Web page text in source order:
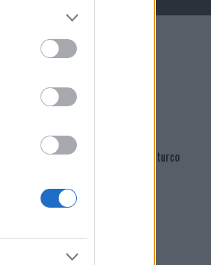
Mario Malu
Paolo Pinna
Martina Agostina Diturco